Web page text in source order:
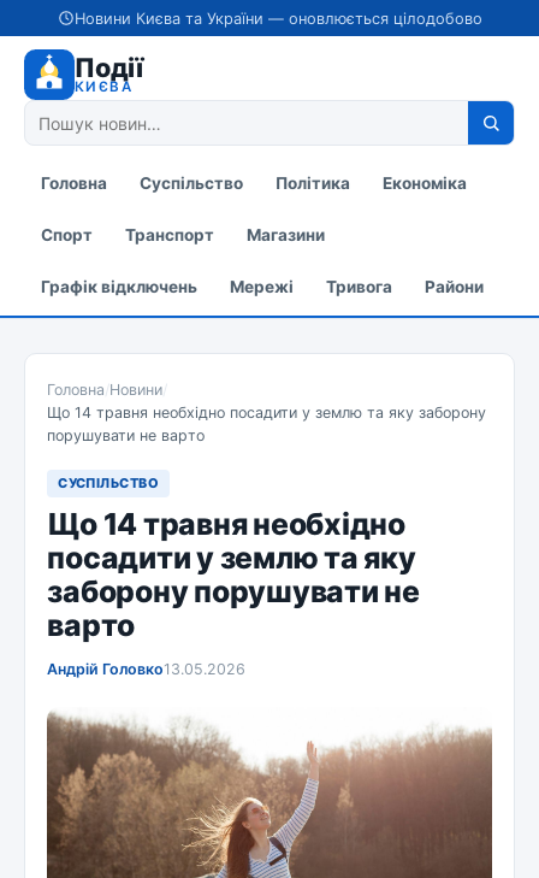
Новини Києва та України — оновлюється цілодобово
Події
КИЄВА
Головна Суспільство Політика Економіка
Спорт Транспорт Магазини
Графік відключень Мережі Тривога Райони
Головна/Новини/
Що 14 травня необхідно посадити у землю та яку заборону
порушувати не варто
СУСПІЛЬСТВО
Що 14 травня необхідно
посадити у землю та яку
заборону порушувати не
варто
Андрій Головко13.05.2026